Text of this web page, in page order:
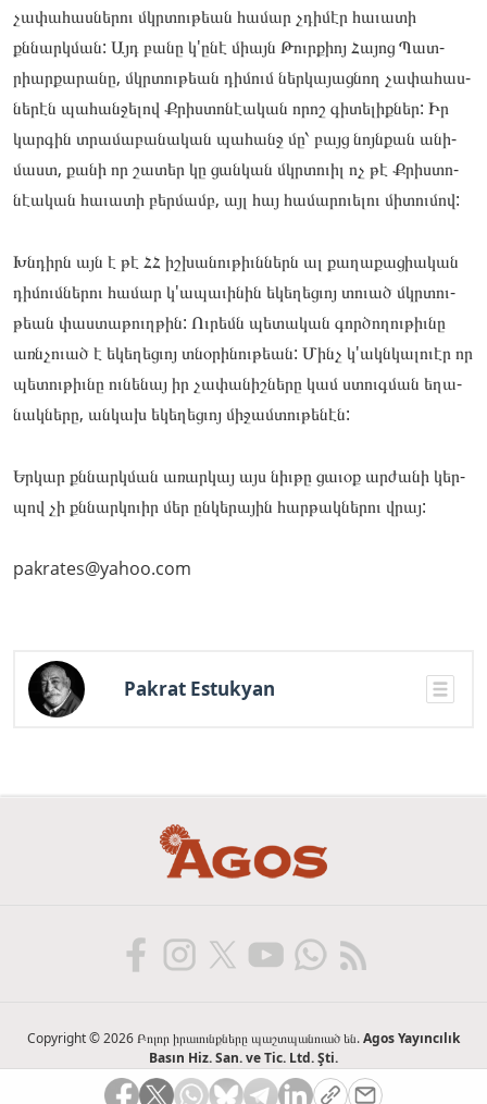
չա­փահաս­նե­րու մկրտու­թեան հա­մար չդի­մէր հա­ւատի
քննարկման: Այդ բա­նը կ'ընէ միայն Թուրքիոյ Հա­յոց Պատ­
րիար­քա­րանը, մկրտու­թեան դի­մում ներ­կա­յաց­նող չա­փահաս­
նե­րէն պա­հան­ջե­լով Քրիս­տո­նէական որոշ գի­տելիք­ներ: Իր
կար­գին տրա­մաբա­նական պա­հանջ մը՝ բայց նոյնքան անի­
մաստ, քա­նի որ շա­տեր կը ցան­կան մկրտո­ւիլ ոչ թէ Քրիս­տո­
նէական հա­ւատի բեր­մամբ, այլ հայ հա­մարո­ւելու մի­տու­մով:
Խնդիրն այն է թէ ՀՀ իշ­խա­նու­թիւններն ալ քա­ղաքա­ցիական
դի­մումնե­րու հա­մար կ'ապա­ւինին եկե­ղեց­ւոյ տո­ւած մկրտու­
թեան փաս­տա­թուղթին: Ու­րեմն պե­տական գոր­ծո­ղու­թիւնը
առնչո­ւած է եկե­ղեց­ւոյ տնօ­րինու­թեան: Մինչ կ'ակնկա­լուէր որ
պե­տու­թիւնը ու­նե­նայ իր չա­փանիշ­նե­րը կամ ստուգման եղա­
նակ­նե­րը, ան­կախ եկե­ղեց­ւոյ մի­ջամ­տութե­նէն:
Եր­կար քննարկման առար­կայ այս նիւ­թը ցա­ւօք ար­ժա­նի կեր­
պով չի քննար­կո­ւիր մեր ըն­կե­րային հար­թակնե­րու վրայ:
pakrates@yahoo.com
Pakrat Estukyan
Copyright © 2026 Բոլոր իրաւունքները պաշտպանուած են.Agos Yayıncılık
Basın Hiz. San. ve Tic. Ltd. Şti.